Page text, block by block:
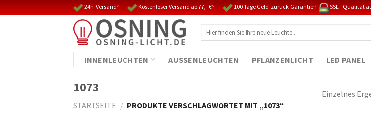
Skip
to
24h-Versand⁷ Kostenloser Versand ab 77,- €⁵ 100 Tage Geld-zurück-Garantie⁸ SSL - Qualität
Suche
INNENLEUCHTEN AUSSENLEUCHTEN PFLANZENLICHT LED PANEL
1073
STARTSEITE / PRODUKTE VERSCHLAGWORTET MIT „1073“
Einzelnes